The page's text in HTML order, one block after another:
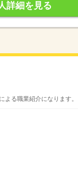
詳細を見る
よる職業紹介になりま